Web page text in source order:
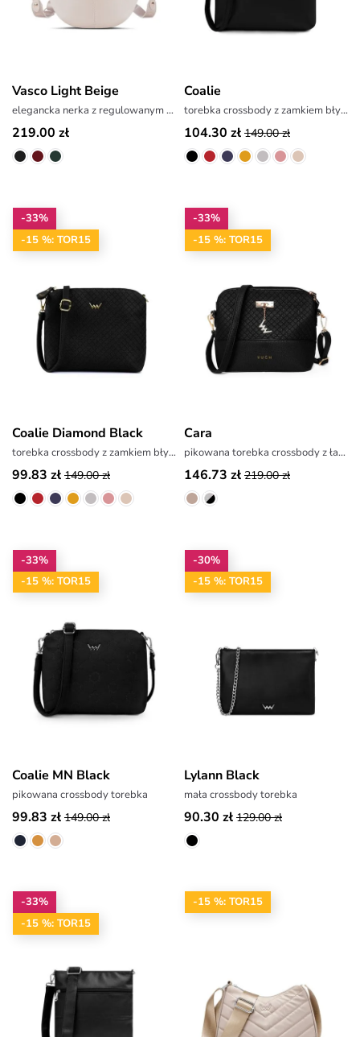
Vasco Light Beige
elegancka nerka z regulowanym paskiem
219.00 zł
Coalie
torebka crossbody z zamkiem błyskawicznym
104.30 zł 149.00 zł
-33%
-15 %: TOR15
Coalie Diamond Black
torebka crossbody z zamkiem błyskawicznym
99.83 zł 149.00 zł
-33%
-15 %: TOR15
Cara
pikowana torebka crossbody z łańcuszkiem
146.73 zł 219.00 zł
-33%
-15 %: TOR15
Coalie MN Black
pikowana crossbody torebka
99.83 zł 149.00 zł
-30%
-15 %: TOR15
Lylann Black
mała crossbody torebka
90.30 zł 129.00 zł
-33%
-15 %: TOR15
-15 %: TOR15